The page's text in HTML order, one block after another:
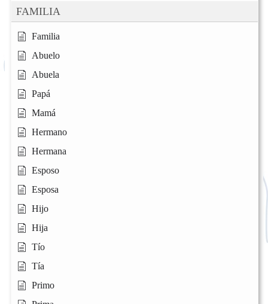
FAMILIA
Familia
Abuelo
Abuela
Papá
Mamá
Hermano
Hermana
Esposo
Esposa
Hijo
Hija
Tío
Tía
Primo